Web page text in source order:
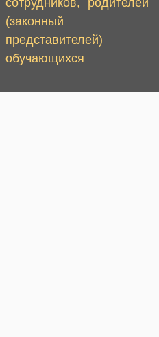
(законный
представителей)
обучающихся